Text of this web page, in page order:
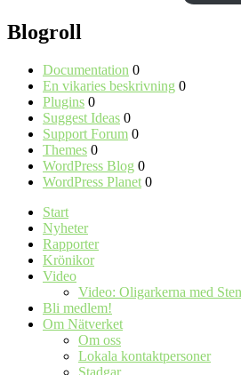
Blogroll
Documentation 0
En vikaries beskrivning 0
Plugins 0
Suggest Ideas 0
Support Forum 0
Themes 0
WordPress Blog 0
WordPress Planet 0
Start
Nyheter
Rapporter
Krönikor
Video
Video: Oligarkerna med
Bli medlem!
Om Nätverket
Om oss
Lokala kontaktpersoner